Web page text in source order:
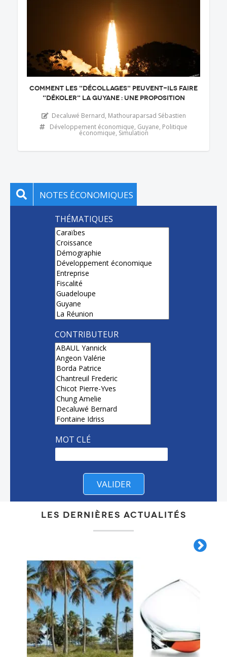
COMMENT LES "DÉCOLLAGES" PEUVENT-ILS FAIRE
"DÉKOLER" LA GUYANE : UNE PROPOSITION
Decaluwé Bernard, Mathouraparsad Sébastien
Développement économique, Guyane, Politique
économique, Simulation
NOTES ÉCONOMIQUES
THÉMATIQUES
CONTRIBUTEUR
MOT CLÉ
Les dernières actualités
Image